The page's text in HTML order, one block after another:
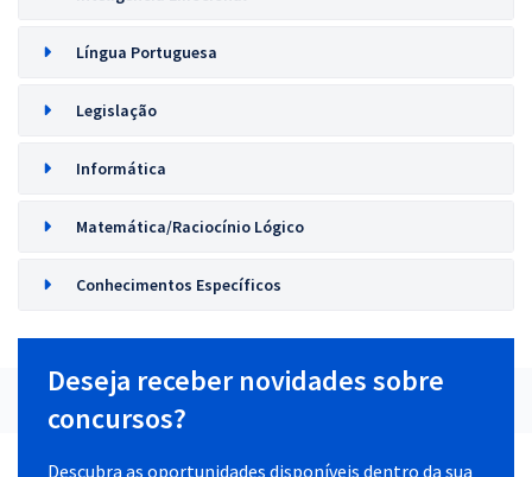
Língua Portuguesa
Legislação
Informática
Matemática/Raciocínio Lógico
Conhecimentos Específicos
Deseja receber novidades sobre
concursos?
Descubra as oportunidades disponíveis dentro da sua